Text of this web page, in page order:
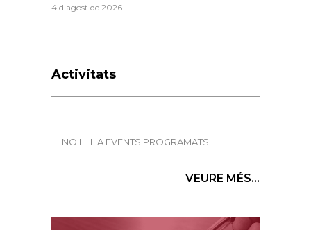
4 d'agost de 2026
Activitats
NO HI HA EVENTS PROGRAMATS
VEURE MÉS...